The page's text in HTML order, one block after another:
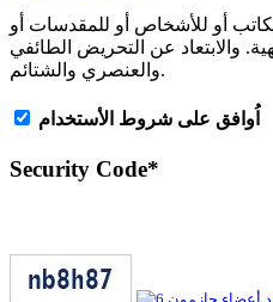
أو للأشخاص أو للمقدسات أو
والابتعاد عن التحريض الطائفي
والعنصري والشتائم.
اُوافق على شروط الأستخدام
Security Code*